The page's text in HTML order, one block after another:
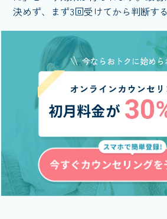
決めず、まず3回受けてから判断す
今ならおトクに始めら